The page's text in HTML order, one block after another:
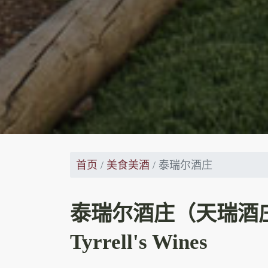
首页 美食美酒 泰瑞尔酒庄
泰瑞尔酒庄（天瑞酒
Tyrrell's Wines